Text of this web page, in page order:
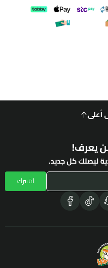
أعلى
يعرف!
ليصلك كل جديد.
اشترك